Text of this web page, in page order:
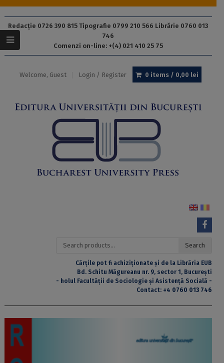
Redacție 0726 390 815 Tipografie 0799 210 566 Librărie 0760 013
746
Comenzi on-line: +(4) 021 410 25 75
Welcome, Guest Login / Register 0 items / 0,00 lei
Search
Search
Cărțile pot fi achiziționate și de la Librăria EUB
Bd. Schitu Măgureanu nr. 9, sector 1, București
- holul Facultății de Sociologie și Asistență Socială -
Contact: +4 0760 013 746